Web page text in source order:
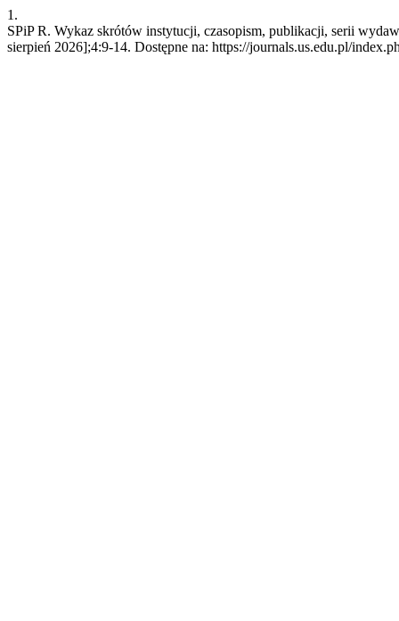
1.
SPiP R. Wykaz skrótów instytucji, czasopism, publikacji, serii
sierpień 2026];4:9-14. Dostępne na: https://journals.us.edu.pl/